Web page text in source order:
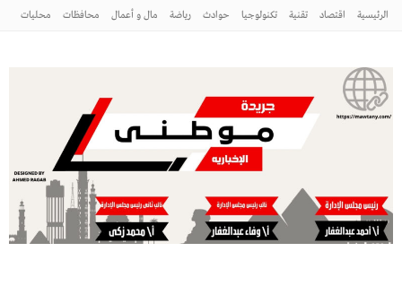
الرئيسية اقتصاد تقنية تكنولوجيا حوادث رياضة مال و أعمال محافظات محليات